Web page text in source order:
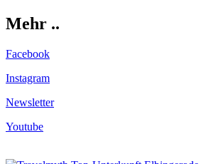
Mehr ..
Facebook
Instagram
Newsletter
Youtube